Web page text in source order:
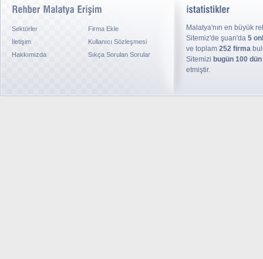
Sektörler
Firma Ekle
İletişim
Kullanıcı Sözleşmesi
Hakkımızda
Sıkça Sorulan Sorular
Malatya'nın en büyük
Sitemiz'de şuan'da 5
ve toplam 252 firma
Sitemizi bugün 100
etmiştir.